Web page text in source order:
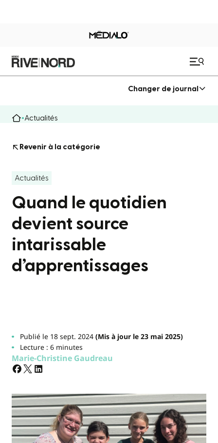
Changer de journal
Actualités
Revenir à la catégorie
Actualités
Quand le quotidien
devient source
intarissable
d’apprentissages
Publié le 18 sept. 2024(Mis à jour le 23 mai 2025)
Lecture : 6 minutes
Marie-Christine Gaudreau